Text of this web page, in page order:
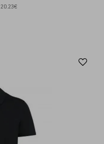
20.23€